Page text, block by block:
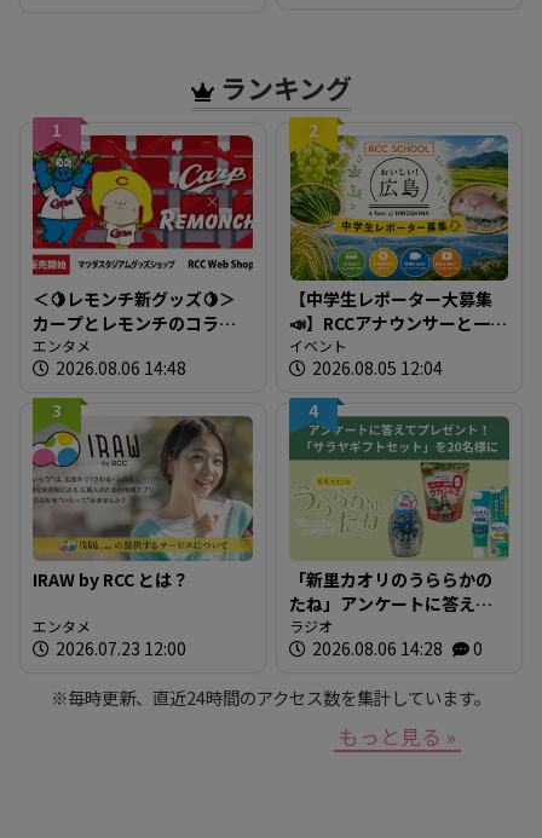
ランキング
1
＜🍋レモンチ新グッズ🍋＞
カープとレモンチのコラボ
グッズが登場！
エンタメ
2026.08.06 14:48
2
【中学生レポーター大募集
📣】RCCアナウンサーと一緒
に「広島の食」の現場を取
材しよう！
イベント
2026.08.05 12:04
3
IRAW by RCC とは？
エンタメ
2026.07.23 12:00
4
「新里カオリのうららかの
たね」アンケートに答えて
プレゼントを当てよう！
ラジオ
2026.08.06 14:28 0
※毎時更新、直近24時間のアクセス数を集計しています。
もっと見る »